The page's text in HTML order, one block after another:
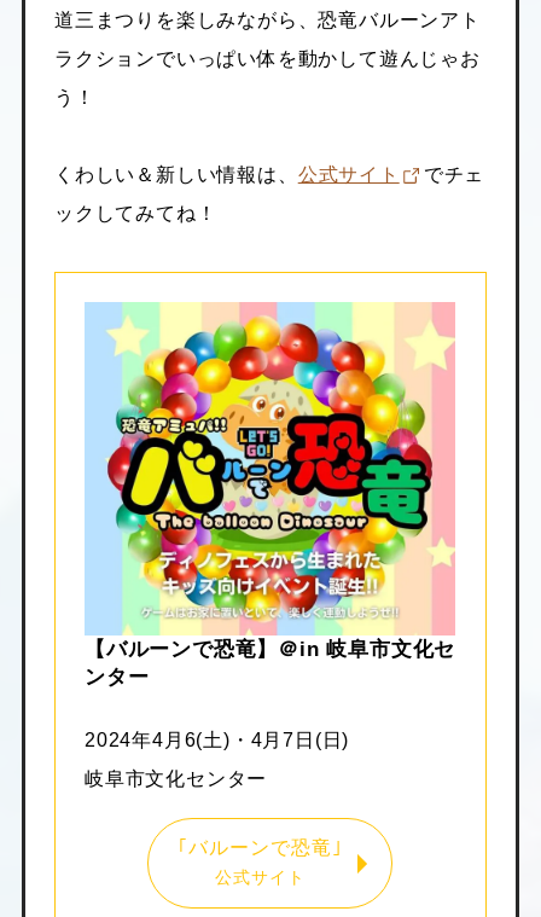
道三まつりを楽しみながら、恐竜バルーンアト
ラクションでいっぱい体を動かして遊んじゃお
う！
くわしい＆新しい情報は、 公式サイト
でチェ
ックしてみてね！
【バルーンで恐竜】＠in 岐阜市文化セ
ンター
2024年4月6(土)・4月7日(日)
岐阜市文化センター
｢バルーンで恐竜｣
公式サイト